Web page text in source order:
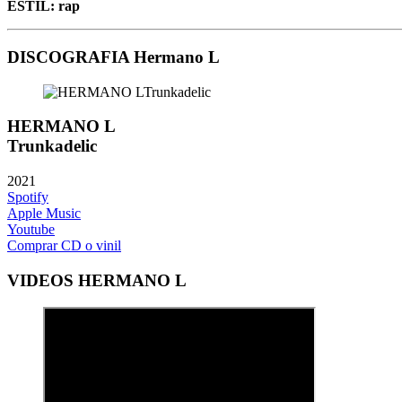
ESTIL: rap
DISCOGRAFIA Hermano L
HERMANO L
Trunkadelic
2021
Spotify
Apple Music
Youtube
Comprar CD o vinil
VIDEOS HERMANO L